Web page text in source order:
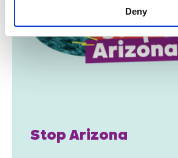
Deny
Stop Arizona